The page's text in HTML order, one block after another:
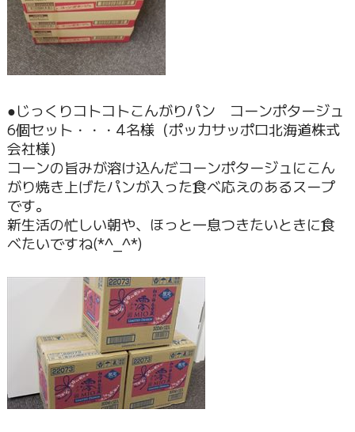
●じっくりコトコトこんがりパン コーンポタージュ
6個セット・・・4名様（ポッカサッポロ北海道株式
会社様）
コーンの旨みが溶け込んだコーンポタージュにこん
がり焼き上げたパンが入った食べ応えのあるスープ
です。
新生活の忙しい朝や、ほっと一息つきたいときに食
べたいですね(*^_^*)